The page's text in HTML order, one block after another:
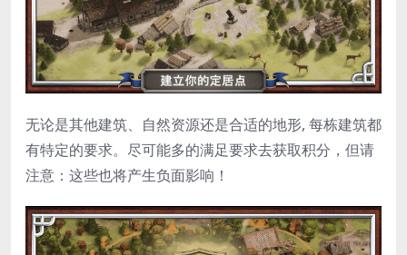
无论是其他建筑、自然资源还是合适的地形, 每栋建筑都
有特定的要求。尽可能多的满足要求去获取积分，但请
注意：这些也将产生负面影响！